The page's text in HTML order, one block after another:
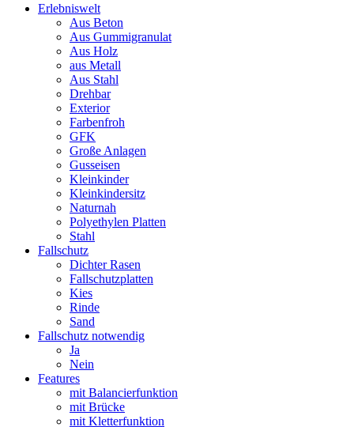
Wandstärke
Erlebniswelt
Aus Beton
Aus Gummigranulat
Aus Holz
aus Metall
Aus Stahl
Drehbar
Exterior
Farbenfroh
GFK
Große Anlagen
Gusseisen
Kleinkinder
Kleinkindersitz
Naturnah
Polyethylen Platten
Stahl
Fallschutz
Dichter Rasen
Fallschutzplatten
Kies
Rinde
Sand
Fallschutz notwendig
Ja
Nein
Features
mit Balancierfunktion
mit Brücke
mit Kletterfunktion